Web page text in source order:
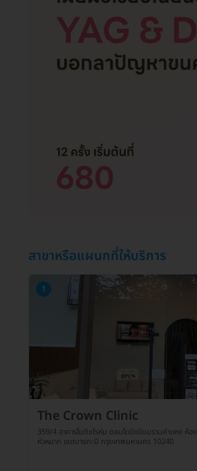
สาขาหรือแผนกที่ให้บริการ
1
The Crown Clinic
359/4 อาคารโมดิชไรห์ม ดอนโดมิเนียมรามคำแหง ห้
หัวหมาก เขตบางกะปิ กรุงเทพมหานคร 10240